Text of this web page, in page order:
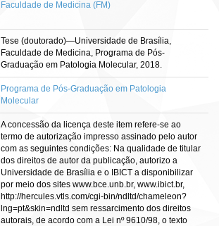
Faculdade de Medicina (FM)
Tese (doutorado)—Universidade de Brasília,
Faculdade de Medicina, Programa de Pós-
Graduação em Patologia Molecular, 2018.
Programa de Pós-Graduação em Patologia
Molecular
A concessão da licença deste item refere-se ao
termo de autorização impresso assinado pelo autor
com as seguintes condições: Na qualidade de titular
dos direitos de autor da publicação, autorizo a
Universidade de Brasília e o IBICT a disponibilizar
por meio dos sites www.bce.unb.br, www.ibict.br,
http://hercules.vtls.com/cgi-bin/ndltd/chameleon?
lng=pt&skin=ndltd sem ressarcimento dos direitos
autorais, de acordo com a Lei nº 9610/98, o texto